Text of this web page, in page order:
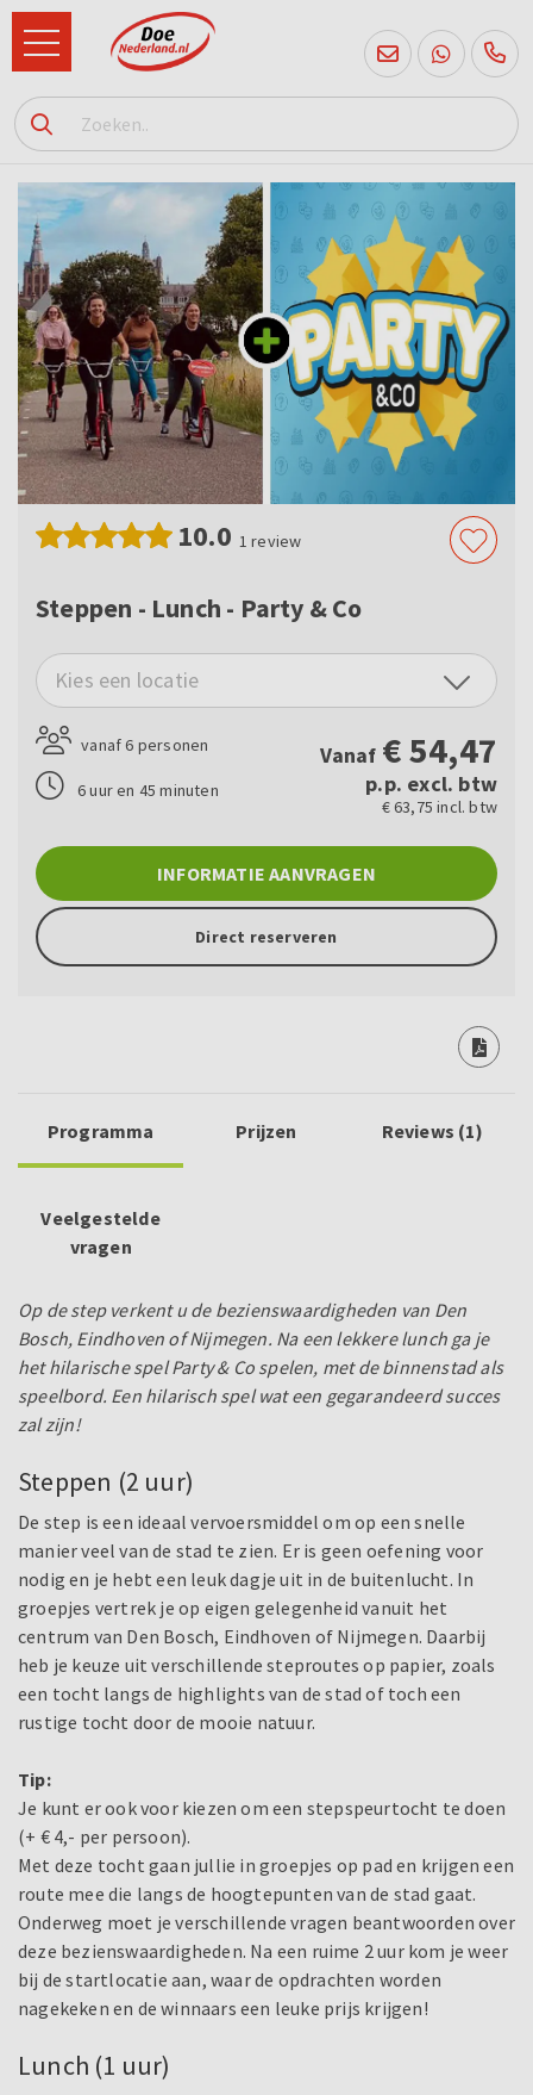
085
760
10.0 1 review
Steppen - Lunch - Party & Co
Kies een locatie
vanaf 6 personen
6 uur en 45 minuten
Vanaf €54,47
p.p. excl. btw
€ 63,75 incl. btw
INFORMATIE AANVRAGEN
Direct reserveren
Programma Prijzen Reviews (1)
Veelgestelde
vragen
Op de step verkent u de bezienswaardigheden van Den
Bosch, Eindhoven of Nijmegen. Na een lekkere lunch ga je
het hilarische spel Party & Co spelen, met de binnenstad als
speelbord. Een hilarisch spel wat een gegarandeerd succes
zal zijn!
Steppen (2 uur)
De step is een ideaal vervoersmiddel om op een snelle
manier veel van de stad te zien. Er is geen oefening voor
nodig en je hebt een leuk dagje uit in de buitenlucht. In
groepjes vertrek je op eigen gelegenheid vanuit het
centrum van Den Bosch, Eindhoven of Nijmegen. Daarbij
heb je keuze uit verschillende steproutes op papier, zoals
een tocht langs de highlights van de stad of toch een
rustige tocht door de mooie natuur.
Tip:
Je kunt er ook voor kiezen om een stepspeurtocht te doen
(+ € 4,- per persoon).
Met deze tocht gaan jullie in groepjes op pad en krijgen een
route mee die langs de hoogtepunten van de stad gaat.
Onderweg moet je verschillende vragen beantwoorden over
deze bezienswaardigheden. Na een ruime 2 uur kom je weer
bij de startlocatie aan, waar de opdrachten worden
nagekeken en de winnaars een leuke prijs krijgen!
Lunch (1 uur)